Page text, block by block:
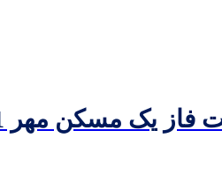
مهر 31 کاشان(قمصر)